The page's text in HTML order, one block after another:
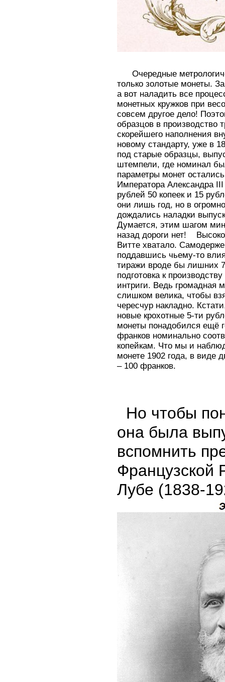
Очередные
только золотые монеты.
а вот наладить все
монетных кружков при
совсем другое дело!
образцов в производство
скорейшего наполнения
новому стандарту, уже в
под старые образцы,
штемпели, где номинал
параметры монет
Императора Александра
рублей 50 копеек и 15
они лишь год, но в
дождались наладки
Думается, этим шагом
назад дороги нет!
Витте хватало.
поддавшись чьему-то
тиражи вроде бы лишних
подготовка к
интриги. Ведь громадная
слишком велика, чтобы
чересчур накладно.
новые крохотные 5-ти
монеты понадобился ещё
франков номинально
копейкам. Что мы и
монете 1902 года, в виде
– 100 франков.
Но чтобы
она была
вспомнить
Французской
Лубе (1838-